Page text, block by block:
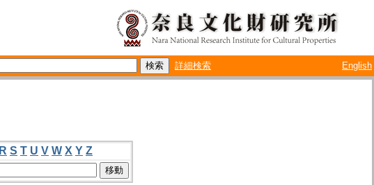
詳細検索 English
R S T U V W X Y Z